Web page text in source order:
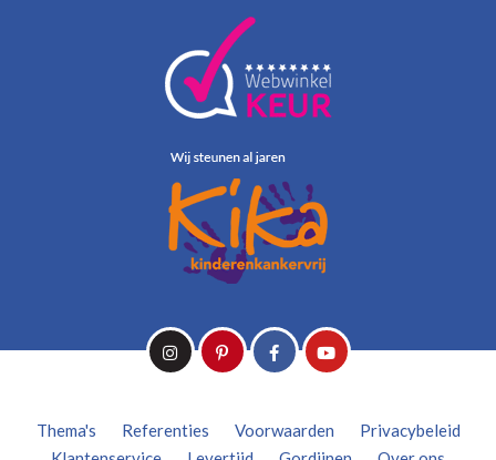
Thema's Referenties Voorwaarden
Privacybeleid